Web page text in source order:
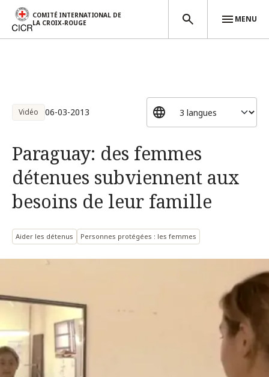
COMITÉ INTERNATIONAL DE
LA CROIX-ROUGE
MENU
Vidéo 06-03-2013
Paraguay: des femmes
détenues subviennent aux
besoins de leur famille
Aider les détenus Personnes protégées : les femmes